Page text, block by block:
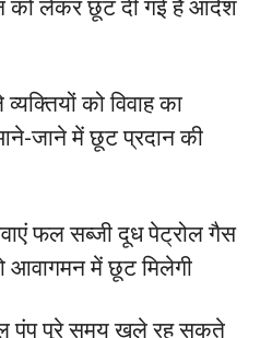
को लेकर छूट दी गई है आदेश
को विवाह का
जाने में छूट प्रदान की
फल सब्जी दूध पेट्रोल गैस
आवागमन में छूट मिलेगी
पंप पूरे समय खुले रह सकते